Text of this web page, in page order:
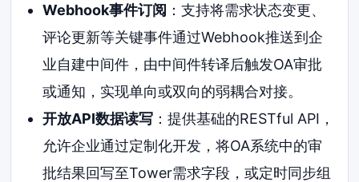
Webhook事件订阅 ：支持将需求状态变更、
评论更新等关键事件通过Webhook推送到企
业自建中间件，由中间件转译后触发OA审批
或通知，实现单向或双向的弱耦合对接。
开放API数据读写：提供基础的RESTful API，
允许企业通过定制化开发，将OA系统中的审
批结果回写至Tower需求字段，或定时同步组